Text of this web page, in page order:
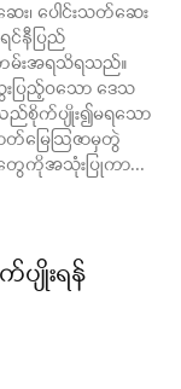
း၊ ပေါင်းသတ်ဆေး
နီပြည်
မ်းအရသိရသည်။
ြည့်ဝသော ဒေသ
လည်စိုက်ပျိုး၍မရသော
ာတ်မြေဩဇာမှတွဲ
ေကိုအသုံးပြုကာ...
ျိုးရန်